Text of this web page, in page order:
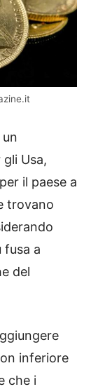
Usa,
per il paese a
trovano
fusa a
del
inferiore
che i